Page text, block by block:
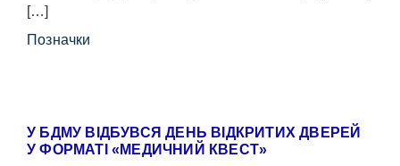
[…]
Позначки
У БДМУ ВІДБУВСЯ ДЕНЬ ВІДКРИТИХ ДВЕРЕЙ
У ФОРМАТІ «МЕДИЧНИЙ КВЕСТ»